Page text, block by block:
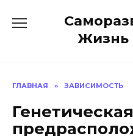
Жизнь
ГЛАВНАЯ » ЗАВИСИМОСТЬ
Генетическая